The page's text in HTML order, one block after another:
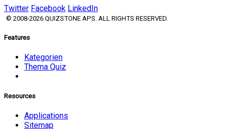
Twitter Facebook LinkedIn
© 2008-2026 QUIZSTONE APS. ALL RIGHTS RESERVED.
Features
Kategorien
Thema Quiz
Resources
Applications
Sitemap